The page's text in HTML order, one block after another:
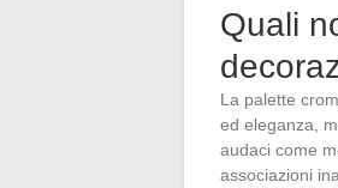
Quali
La palette
ed eleganza,
audaci come
associazioni